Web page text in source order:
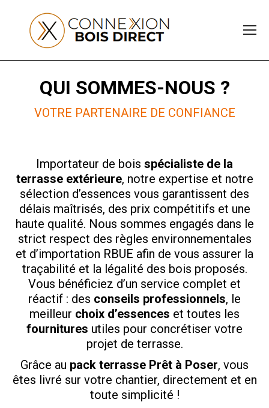
QUI SOMMES-NOUS ?
VOTRE PARTENAIRE DE CONFIANCE
Importateur de bois spécialiste de la
terrasse extérieure, notre expertise et notre
sélection d’essences vous garantissent des
délais maîtrisés, des prix compétitifs et une
haute qualité. Nous sommes engagés dans le
strict respect des règles environnementales
et d’importation RBUE afin de vous assurer la
traçabilité et la légalité des bois proposés.
Vous bénéficiez d’un service complet et
réactif : des conseils professionnels, le
meilleur choix d’essences et toutes les
fournitures utiles pour concrétiser votre
projet de terrasse.
Grâce au pack terrasse Prêt à Poser, vous
êtes livré sur votre chantier, directement et en
toute simplicité !